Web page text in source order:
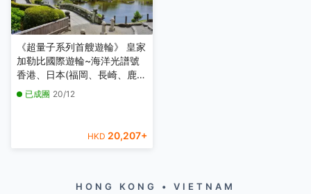
《超量子系列首艘遊輪》 皇家
加勒比國際遊輪~海洋光譜號
香港、日本(福岡、長崎、鹿兒
島、熊本)10天豪華郵輪假期
【優遊全包】【香港啟德郵輪
已成團 20/12
HKD 20,207+
HONG KONG • VIETNAM